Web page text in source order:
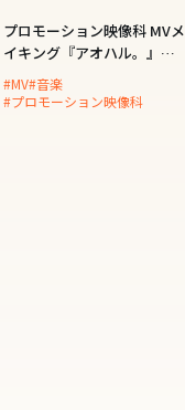
プロモーション映像科 MVメ
イキング『アオハル。』
Artist：坂本櫻
#MV#音楽
#プロモーション映像科